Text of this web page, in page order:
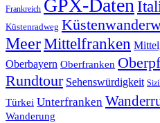
Frankreich GPX-Daten
Küstenradweg
MeerMittelfranken
Oberbayern Oberfranken
Rundtour Sehenswürdigkeit
Türkei Unterfranken
Wanderung